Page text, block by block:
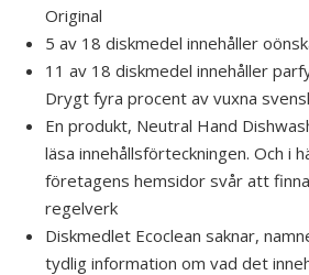
Original
5 av 18 diskmedel innehåller
11 av 18 diskmedel innehåller
Drygt fyra procent av vuxna
En produkt, Neutral Hand
läsa innehållsförteckningen. Och i
företagens hemsidor svår att
regelverk
Diskmedlet Ecoclean saknar,
tydlig information om vad det